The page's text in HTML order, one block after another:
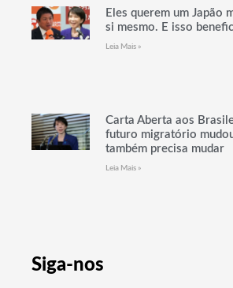
Eles querem um Japão
si mesmo. E isso
Leia Mais »
Carta Aberta aos
futuro migratório
também precisa mudar
Leia Mais »
Siga-nos